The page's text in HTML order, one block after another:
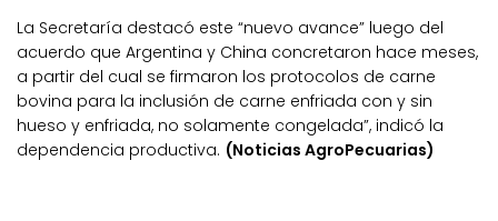
La Secretaría destacó este “nuevo avance” luego del
acuerdo que Argentina y China concretaron hace meses,
a partir del cual se firmaron los protocolos de carne
bovina para la inclusión de carne enfriada con y sin
hueso y enfriada, no solamente congelada”, indicó la
dependencia productiva. (Noticias AgroPecuarias)